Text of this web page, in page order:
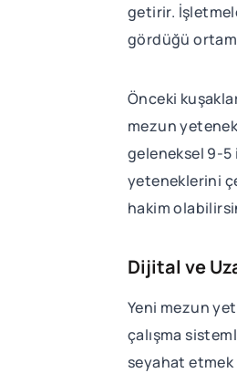
getirir.
gördüğü
Önceki
mezun
geleneksel 9-5
yeteneklerini
hakim
Dijital ve
Yeni mezun
çalışma
seyahat